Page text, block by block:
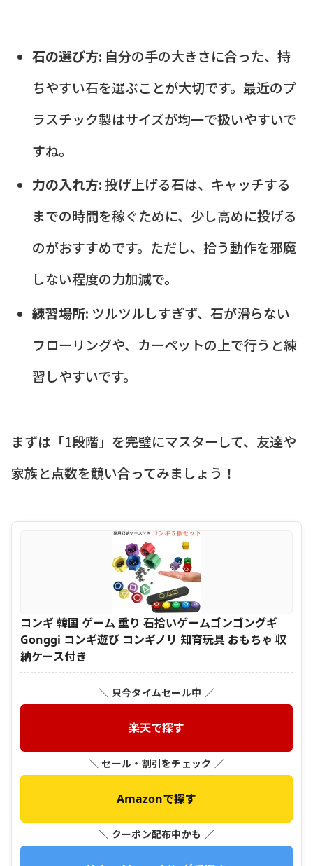
石の選び方: 自分の手の大きさに合った、持
ちやすい石を選ぶことが大切です。最近のプ
ラスチック製はサイズが均一で扱いやすいで
すね。
力の入れ方:投げ上げる石は、キャッチする
までの時間を稼ぐために、少し高めに投げる
のがおすすめです。ただし、拾う動作を邪魔
しない程度の力加減で。
練習場所: ツルツルしすぎず、石が滑らない
フローリングや、カーペットの上で行うと練
習しやすいです。
まずは「1段階」を完璧にマスターして、友達や
家族と点数を競い合ってみましょう！
コンギ 韓国 ゲーム 重り 石拾いゲームゴンゴングギ
Gonggi コンギ遊び コンギノリ 知育玩具 おもちゃ 収
納ケース付き
＼ 只今タイムセール中 ／
楽天で探す
＼ セール・割引をチェック ／
Amazonで探す
＼ クーポン配布中かも ／